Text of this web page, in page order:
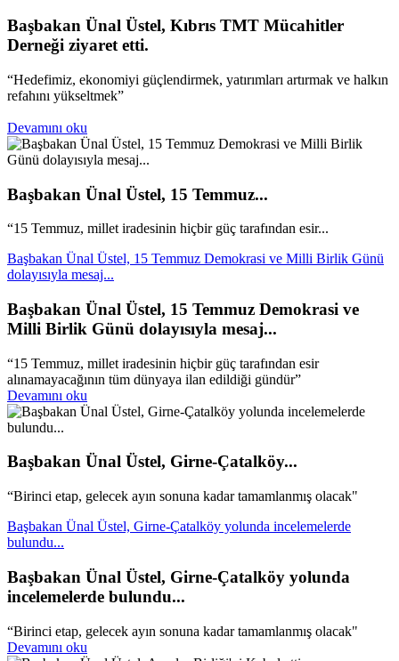
Başbakan Ünal Üstel, Kıbrıs TMT Mücahitler
Derneği ziyaret etti.
“Hedefimiz, ekonomiyi güçlendirmek, yatırımları artırmak ve halkın
refahını yükseltmek”
Devamını oku
Başbakan Ünal Üstel, 15 Temmuz...
“15 Temmuz, millet iradesinin hiçbir güç tarafından esir...
Başbakan Ünal Üstel, 15 Temmuz Demokrasi ve Milli Birlik Günü
dolayısıyla mesaj...
Başbakan Ünal Üstel, 15 Temmuz Demokrasi ve
Milli Birlik Günü dolayısıyla mesaj...
“15 Temmuz, millet iradesinin hiçbir güç tarafından esir
alınamayacağının tüm dünyaya ilan edildiği gündür”
Devamını oku
Başbakan Ünal Üstel, Girne-Çatalköy...
“Birinci etap, gelecek ayın sonuna kadar tamamlanmış olacak"
Başbakan Ünal Üstel, Girne-Çatalköy yolunda incelemelerde
bulundu...
Başbakan Ünal Üstel, Girne-Çatalköy yolunda
incelemelerde bulundu...
“Birinci etap, gelecek ayın sonuna kadar tamamlanmış olacak"
Devamını oku